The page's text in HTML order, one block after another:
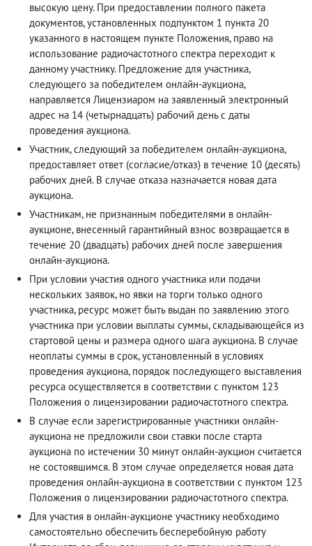
высокую цену. При предоставлении полного пакета
документов, установленных подпунктом 1 пункта 20
указанного в настоящем пункте Положения, право на
использование радиочастотного спектра переходит к
данному участнику. Предложение для участника,
следующего за победителем онлайн-аукциона,
направляется Лицензиаром на заявленный электронный
адрес на 14 (четырнадцать) рабочий день с даты
проведения аукциона.
Участник, следующий за победителем онлайн-аукциона,
предоставляет ответ (согласие/отказ) в течение 10 (десять)
рабочих дней. В случае отказа назначается новая дата
аукциона.
Участникам, не признанным победителями в онлайн-
аукционе, внесенный гарантийный взнос возвращается в
течение 20 (двадцать) рабочих дней после завершения
онлайн-аукциона.
При условии участия одного участника или подачи
нескольких заявок, но явки на торги только одного
участника, ресурс может быть выдан по заявлению этого
участника при условии выплаты суммы, складывающейся из
стартовой цены и размера одного шага аукциона. В случае
неоплаты суммы в срок, установленный в условиях
проведения аукциона, порядок последующего выставления
ресурса осуществляется в соответствии с пунктом 123
Положения о лицензировании радиочастотного спектра.
В случае если зарегистрированные участники онлайн-
аукциона не предложили свои ставки после старта
аукциона по истечении 30 минут онлайн-аукцион считается
не состоявшимся. В этом случае определяется новая дата
проведения онлайн-аукциона в соответствии с пунктом 123
Положения о лицензировании радиочастотного спектра.
Для участия в онлайн-аукционе участнику необходимо
самостоятельно обеспечить бесперебойную работу